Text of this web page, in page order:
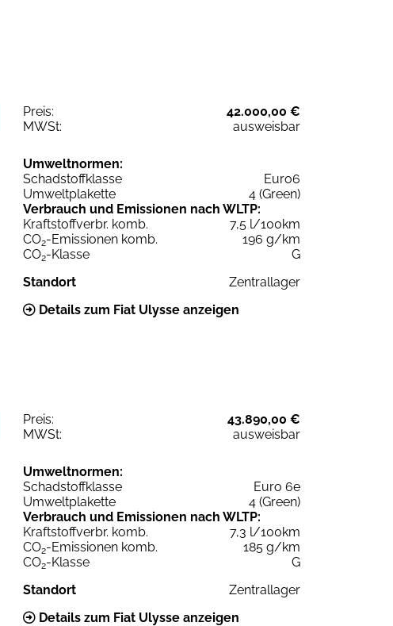
Preis:
42.000,00 €
MWSt:
ausweisbar
Umweltnormen:
Schadstoffklasse
Euro6
Umweltplakette
4 (Green)
Verbrauch und Emissionen nach WLTP:
Kraftstoffverbr. komb.
7,5 l/100km
CO2-Emissionen komb.
196 g/km
CO2-Klasse
G
Standort
Zentrallager
Details zum Fiat Ulysse anzeigen
Preis:
43.890,00 €
MWSt:
ausweisbar
Umweltnormen:
Schadstoffklasse
Euro 6e
Umweltplakette
4 (Green)
Verbrauch und Emissionen nach WLTP:
Kraftstoffverbr. komb.
7,3 l/100km
CO2-Emissionen komb.
185 g/km
CO2-Klasse
G
Standort
Zentrallager
Details zum Fiat Ulysse anzeigen